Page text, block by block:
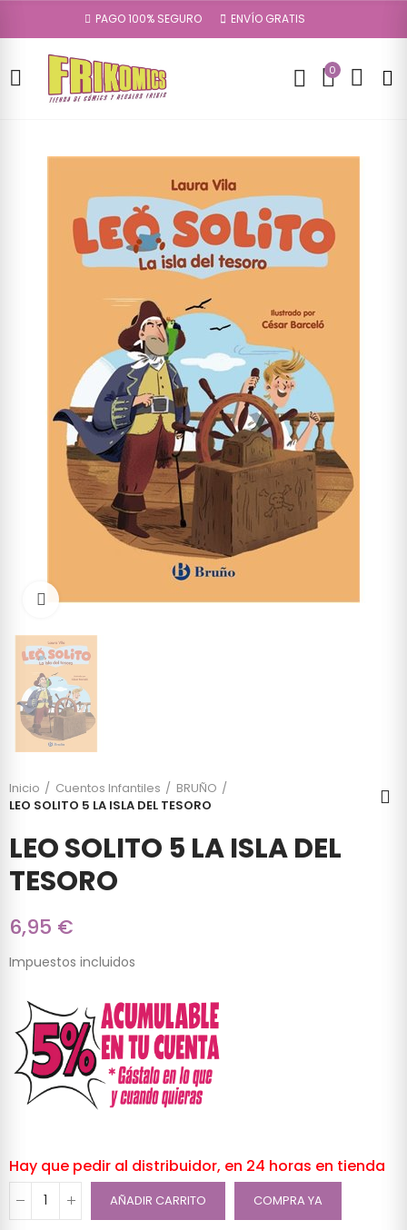
PAGO 100% SEGURO ENVÍO GRATIS
0
Click to enlarge
Inicio Cuentos Infantiles
BRUÑO
LEO SOLITO 5 LA ISLA DEL TESORO
LEO SOLITO 5 LA ISLA DEL
TESORO
6,95 €
Impuestos incluidos
Hay que pedir al distribuidor, en 24 horas en tienda
AÑADIR CARRITO COMPRA YA